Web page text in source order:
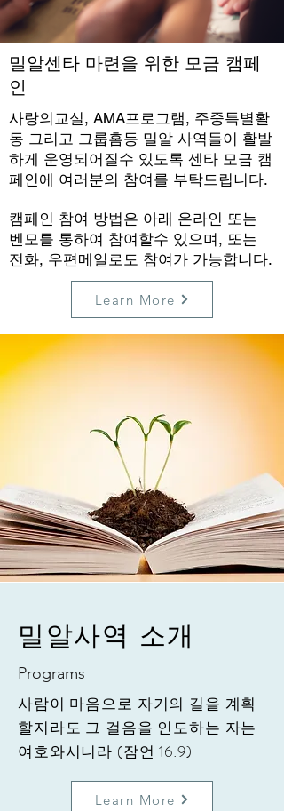
밀알센타 마련을 위한 모금 캠페
인
사랑의교실, AMA프로그램, 주중특별활
동 그리고 그룹홈등 밀알 사역들이 활발
하게 운영되어질수 있도록 센타 모금 캠
페인에 여러분의 참여를 부탁드립니다.
캠페인 참여 방법은 아래 온라인 또는
벤모를 통하여 참여할수 있으며, 또는
전화, 우편메일로도 참여가 가능합니다.
Learn More
밀알사역 소개
Programs
사람이 마음으로 자기의 길을 계획
할지라도 그 걸음을 인도하는 자는
여호와시니라 (잠언 16:9)
Learn More